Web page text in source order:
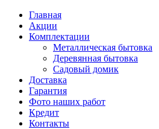
Главная
Акции
Комплектации
Металлическая бытовка
Деревянная бытовка
Садовый домик
Доставка
Гарантия
Фото наших работ
Кредит
Контакты